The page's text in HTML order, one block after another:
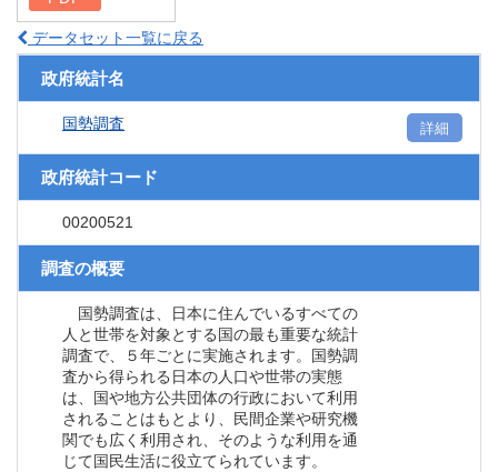
データセット一覧に戻る
政府統計名
国勢調査 詳細
政府統計コード
00200521
調査の概要
国勢調査は、日本に住んでいるすべての
人と世帯を対象とする国の最も重要な統計
調査で、５年ごとに実施されます。国勢調
査から得られる日本の人口や世帯の実態
は、国や地方公共団体の行政において利用
されることはもとより、民間企業や研究機
関でも広く利用され、そのような利用を通
じて国民生活に役立てられています。